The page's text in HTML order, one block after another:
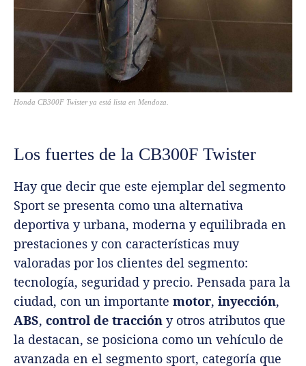
Honda CB300F Twister ya está lista en Mendoza.
Los fuertes de la CB300F Twister
Hay que decir que este ejemplar del segmento
Sport se presenta como una alternativa
deportiva y urbana, moderna y equilibrada en
prestaciones y con características muy
valoradas por los clientes del segmento:
tecnología, seguridad y precio. Pensada para la
ciudad, con un importante motor, inyección,
ABS, control de tracción y otros atributos que
la destacan, se posiciona como un vehículo de
avanzada en el segmento sport, categoría que